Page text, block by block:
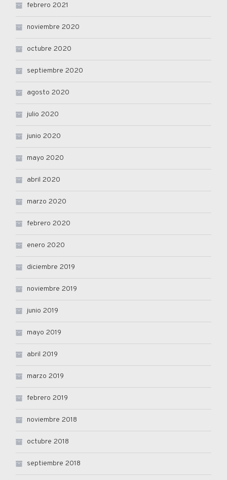
febrero 2021
noviembre 2020
octubre 2020
septiembre 2020
agosto 2020
julio 2020
junio 2020
mayo 2020
abril 2020
marzo 2020
febrero 2020
enero 2020
diciembre 2019
noviembre 2019
junio 2019
mayo 2019
abril 2019
marzo 2019
febrero 2019
noviembre 2018
octubre 2018
septiembre 2018